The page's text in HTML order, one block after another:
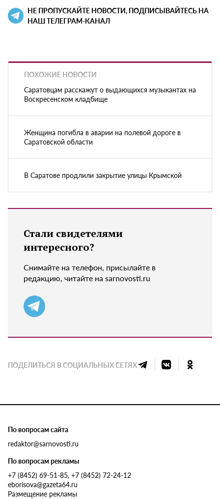
НЕ ПРОПУСКАЙТЕ НОВОСТИ, ПОДПИСЫВАЙТЕСЬ НА
НАШ ТЕЛЕГРАМ-КАНАЛ
ПОХОЖИЕ НОВОСТИ
Саратовцам расскажут о выдающихся музыкантах на
Воскресенском кладбище
Женщина погибла в аварии на полевой дороге в
Саратовской области
В Саратове продлили закрытие улицы Крымской
Стали свидетелями
интересного?
Снимайте на телефон, присылайте в
редакцию, читайте на sarnovosti.ru
ПОДЕЛИТЬСЯ В СОЦИАЛЬНЫХ СЕТЯХ
По вопросам сайта
redaktor@sarnovosti.ru
По вопросам рекламы
+7 (8452) 69-51-85, +7 (8452) 72-24-12
eborisova@gazeta64.ru
Размещение рекламы